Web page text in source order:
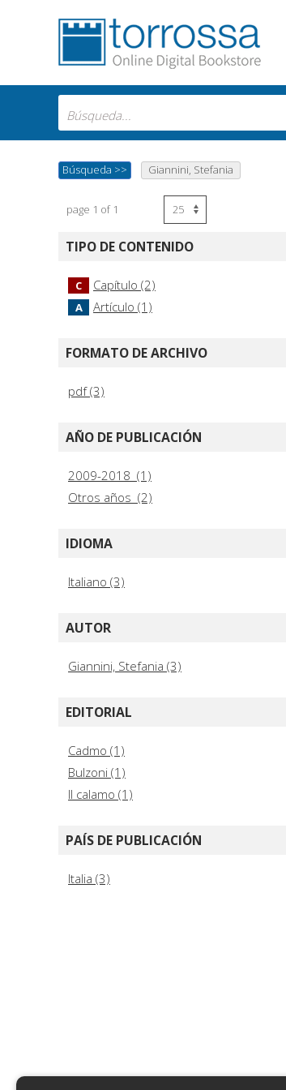
Búsqueda >> Giannini, Stefania
page 1 of 1
TIPO DE CONTENIDO
C Capítulo (2)
A Artículo (1)
FORMATO DE ARCHIVO
pdf (3)
AÑO DE PUBLICACIÓN
2009-2018 (1)
Otros años (2)
IDIOMA
Italiano (3)
AUTOR
Giannini, Stefania (3)
EDITORIAL
Cadmo (1)
Bulzoni (1)
Il calamo (1)
PAÍS DE PUBLICACIÓN
Italia (3)